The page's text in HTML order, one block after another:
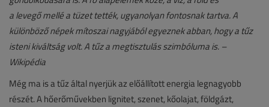
alevegőmellé a tüzet tették, ugyanolyan fontosnak tartva.A
különböző népek mítoszai nagyjából egyeznek abban, hogy a tűz
isteni kiváltság volt. A tűz a megtisztulás szimbóluma is. –
Wikipédia
Még ma is a tűz által nyerjük az előállított energia legnagyobb
részét. A hőerőművekben lignitet, szenet, kőolajat, földgázt,